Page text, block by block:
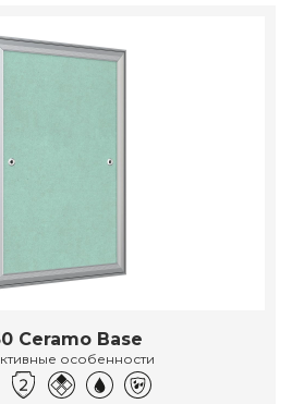
Ceramo Base
особенности